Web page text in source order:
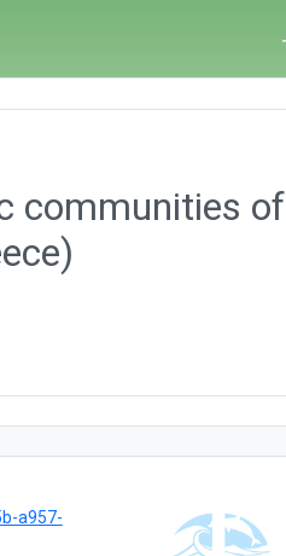
communities of
a957-